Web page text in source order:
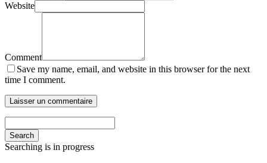
Website
Comment
Save my name, email, and website in this browser for the next
time I comment.
Search
Searching is in progress